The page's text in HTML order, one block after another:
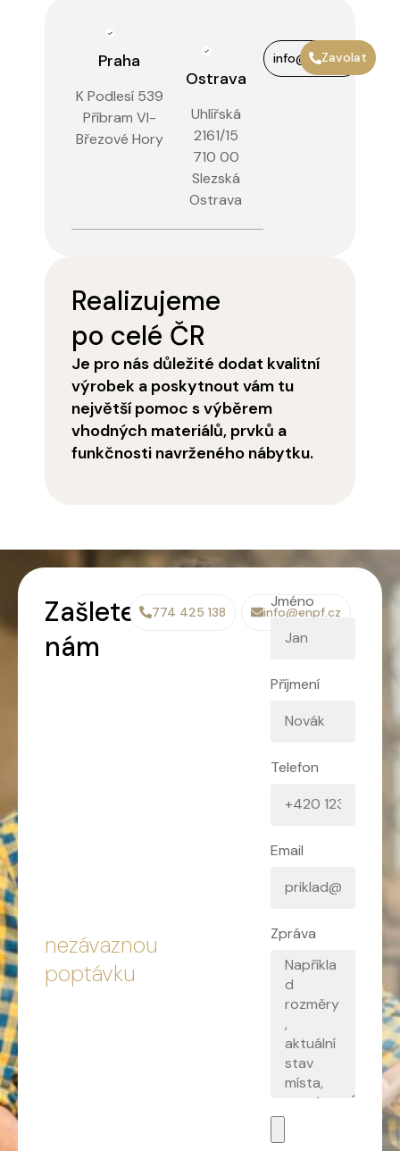
Praha
K Podlesí 539
Příbram VI-
Březové Hory
Ostrava
Uhlířská
2161/15
710 00
Slezská
Ostrava
info@enpf.cz
Zavolat
Realizujeme
po celé ČR
Je pro nás důležité dodat kvalitní
výrobek a poskytnout vám tu
největší pomoc s výběrem
vhodných materiálů, prvků a
funkčnosti navrženého nábytku.
Zašlete
nám
nezávaznou
poptávku
774 425 138 info@enpf.cz
Jméno
Příjmení
Telefon
Email
Zpráva